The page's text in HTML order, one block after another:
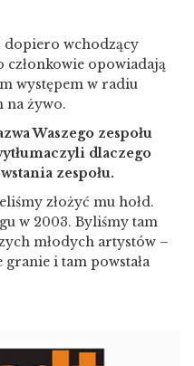
dopiero wchodzący
członkowie opowiadają
występem w radiu
na żywo.
Waszego zespołu
dlaczego
zespołu.
złożyć mu hołd.
w 2003. Byliśmy tam
młodych artystów –
granie i tam powstała